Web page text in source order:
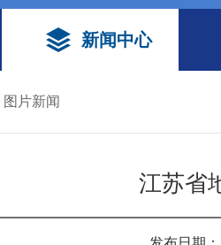
新闻中心
图片新闻
江苏省